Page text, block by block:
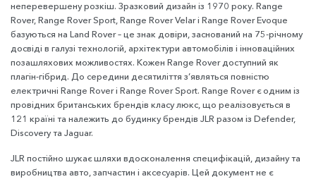
неперевершену розкіш. Зразковий дизайн із 1970 року. Range
Rover, Range Rover Sport, Range Rover Velar і Range Rover Evoque
базуються на Land Rover – це знак довіри, заснований на 75-річному
досвіді в галузі технологій, архітектури автомобілів і інноваційних
позашляхових можливостях. Кожен Range Rover доступний як
плагін-гібрид. До середини десятиліття з’являться повністю
електричні Range Rover і Range Rover Sport. Range Rover є одним із
провідних британських брендів класу люкс, що реалізовується в
121 країні та належить до будинку брендів JLR разом із Defender,
Discovery та Jaguar.
JLR постійно шукає шляхи вдосконалення специфікацій, дизайну та
виробництва авто, запчастин і аксесуарів. Цей документ не є